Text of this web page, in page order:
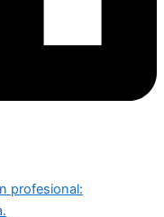
profesional: